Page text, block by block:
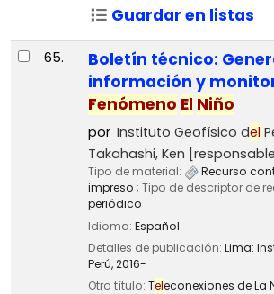
Guardar en listas
65.
Boletín técnico:
información y
Fenómeno El Niño
por Instituto Geofísico del
Takahashi, Ken [responsable]
Tipo de material: Recurso
impreso ; Tipo de descriptor de
periódico
Idioma: Español
Detalles de publicación: Lima:
Perú,2016-
Otro título: Teleconexiones de La